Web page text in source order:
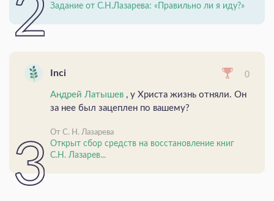
Задание от С.Н.Лазарева: «Правильно ли я иду?»
Inci 0
Андрей Латышев , у Христа жизнь отняли. Он
за нее был зацеплен по вашему?
От С. Н. Лазарева
Открыт сбор средств на восстановление книг
С.Н. Лазарев...